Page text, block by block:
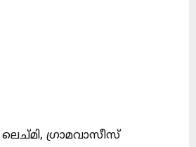
ഗ്രാമവാസീസ്